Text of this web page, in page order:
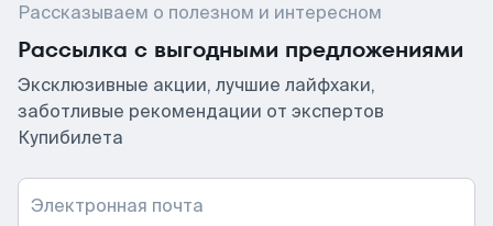
Рассказываем о полезном и интересном
Рассылка с выгодными предложениями
Эксклюзивные акции, лучшие лайфхаки,
заботливые рекомендации от экспертов
Купибилета
Электронная почта